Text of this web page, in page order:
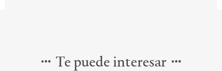
Te puede interesar